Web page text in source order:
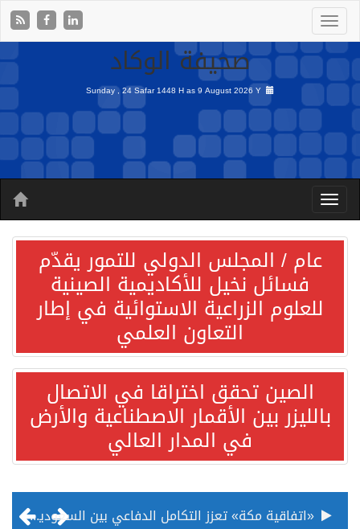
صحيفة الوكاد
Sunday , 24 Safar 1448 H as9 August 2026 Y
عام / المجلس الدولي للتمور يقدّم
فسائل نخيل للأكاديمية الصينية
للعلوم الزراعية الاستوائية في إطار
التعاون العلمي
الصين تحقق اختراقا في الاتصال
بالليزر بين الأقمار الاصطناعية والأرض
في المدار العالي
«اتفاقية مكة» تعزز التكامل الدفاعي بين السعودية وتركيا وباكستان